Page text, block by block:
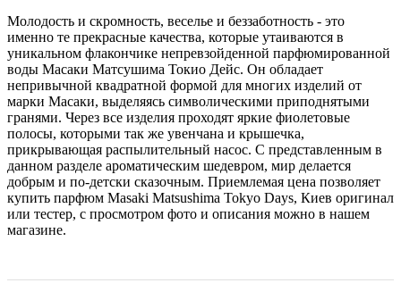
Молодость и скромность, веселье и беззаботность - это
именно те прекрасные качества, которые утаиваются в
уникальном флакончике непревзойденной парфюмированной
воды Масаки Матсушима Токио Дейс. Он обладает
непривычной квадратной формой для многих изделий от
марки Масаки, выделяясь символическими приподнятыми
гранями. Через все изделия проходят яркие фиолетовые
полосы, которыми так же увенчана и крышечка,
прикрывающая распылительный насос. С представленным в
данном разделе ароматическим шедевром, мир делается
добрым и по-детски сказочным. Приемлемая цена позволяет
купить парфюм Masaki Matsushima Tokyo Days, Киев оригинал
или тестер, с просмотром фото и описания можно в нашем
магазине.